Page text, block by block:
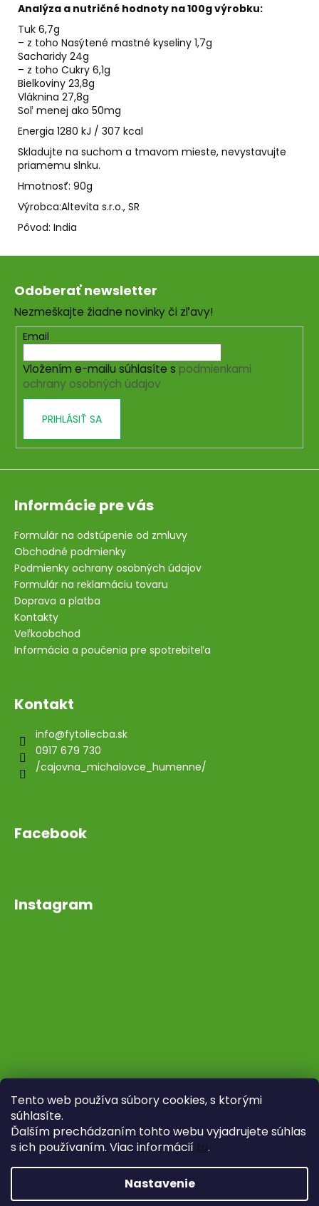
Tento web používa súbory cookies, s ktorými
súhlasíte.
Ďalším prechádzaním tohto webu vyjadrujete súhlas
s ich používaním. Viac informácií tu.
Nastavenie
Analýza a nutričné hodnoty na 100g výrobku:
Tuk 6,7g
– z toho Nasýtené mastné kyseliny 1,7g
Sacharidy 24g
– z toho Cukry 6,1g
Bielkoviny 23,8g
Vláknina 27,8g
Soľ menej ako 50mg
Energia 1280 kJ / 307 kcal
Skladujte na suchom a tmavom mieste, nevystavujte
priamemu slnku.
Hmotnosť: 90g
Výrobca:Altevita s.r.o., SR
Pôvod: India
Z
Odoberať newsletter
Nezmeškajte žiadne novinky či zľavy!
Email
Vložením e-mailu súhlasíte s podmienkami
ochrany osobných údajov
PRIHLÁSIŤ SA
Informácie pre vás
Formulár na odstúpenie od zmluvy
Obchodné podmienky
Podmienky ochrany osobných údajov
Formulár na reklamáciu tovaru
Doprava a platba
Kontakty
Veľkoobchod
Informácia a poučenia pre spotrebiteľa
Kontakt
info@fytoliecba.sk
0917 679 730
/cajovna_michalovce_humenne/
Facebook
Instagram